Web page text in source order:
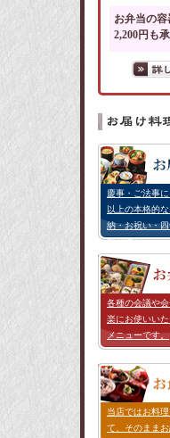
お弁当の
2,200円も
慶事・ご法事
以上の本格的
納・お祝い・
などに）
各種の会議や
楽にお使いい
メニューです。
当店ではお料
て、そのまま